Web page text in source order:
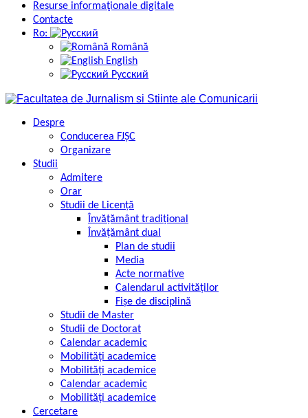
Resurse informaţionale digitale
Contacte
Ro:
Română
English
Русский
Despre
Conducerea FJȘC
Organizare
Studii
Admitere
Orar
Studii de Licență
Învățământ tradițional
Învățământ dual
Plan de studii
Media
Acte normative
Calendarul activităților
Fișe de disciplină
Studii de Master
Studii de Doctorat
Calendar academic
Mobilități academice
Mobilități academice
Calendar academic
Mobilități academice
Cercetare